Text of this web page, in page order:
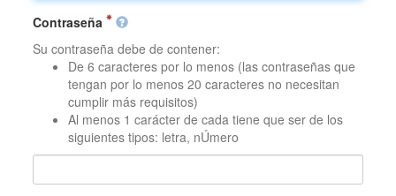
Contraseña
Su contraseña debe de contener:
De 6 caracteres por lo menos (las contraseñas que
tengan por lo menos 20 caracteres no necesitan
cumplir más requisitos)
Al menos 1 carácter de cada tiene que ser de los
siguientes tipos: letra, nÚmero